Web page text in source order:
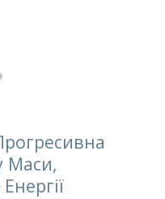
Маси,